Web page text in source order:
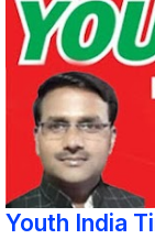
Youth India